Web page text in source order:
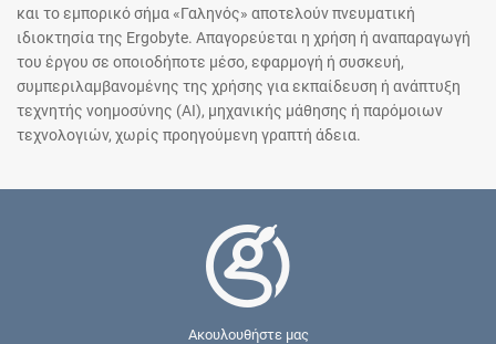
και το εμπορικό σήμα «Γαληνός» αποτελούν πνευματική
ιδιοκτησία της Ergobyte. Απαγορεύεται η χρήση ή αναπαραγωγή
του έργου σε οποιοδήποτε μέσο, εφαρμογή ή συσκευή,
συμπεριλαμβανομένης της χρήσης για εκπαίδευση ή ανάπτυξη
τεχνητής νοημοσύνης (AI), μηχανικής μάθησης ή παρόμοιων
τεχνολογιών, χωρίς προηγούμενη γραπτή άδεια.
Ακουλουθήστε μας